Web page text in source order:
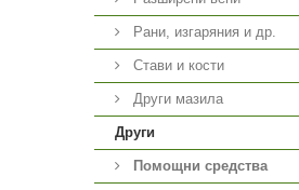
Рани, изгаряния и др.
Стави и кости
Други мазила
Други
Помощни средства